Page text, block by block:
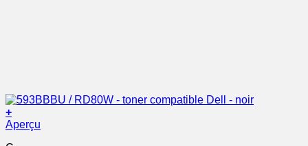
+
Aperçu